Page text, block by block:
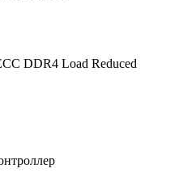
DDR4 Load Reduced